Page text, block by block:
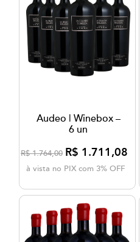
Audeo | Winebox –
6 un
R$ 1.764,00 R$ 1.711,08
à vista no PIX com 3% OFF